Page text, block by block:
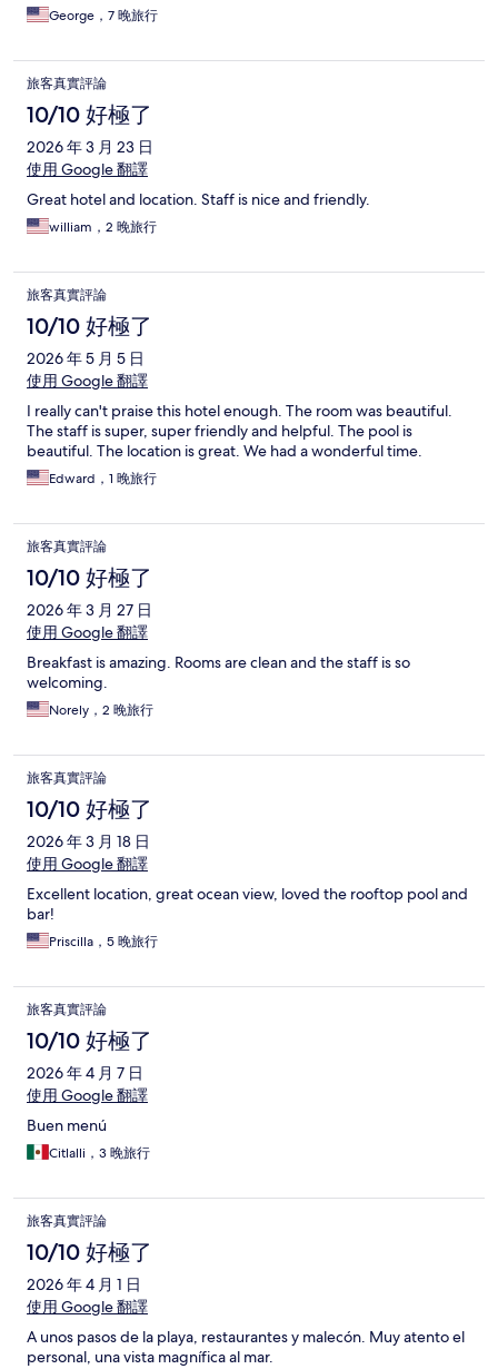
George，7 晚旅行
旅客真實評論
10/10 好極了
2026 年 3 月 23 日
使用 Google 翻譯
Great hotel and location. Staff is nice and friendly.
william，2 晚旅行
旅客真實評論
10/10 好極了
2026 年 5 月 5 日
使用 Google 翻譯
I really can't praise this hotel enough. The room was beautiful.
The staff is super, super friendly and helpful. The pool is
beautiful. The location is great. We had a wonderful time.
Edward，1 晚旅行
旅客真實評論
10/10 好極了
2026 年 3 月 27 日
使用 Google 翻譯
Breakfast is amazing. Rooms are clean and the staff is so
welcoming.
Norely，2 晚旅行
旅客真實評論
10/10 好極了
2026 年 3 月 18 日
使用 Google 翻譯
Excellent location, great ocean view, loved the rooftop pool and
bar!
Priscilla，5 晚旅行
旅客真實評論
10/10 好極了
2026 年 4 月 7 日
使用 Google 翻譯
Buen menú
Citlalli，3 晚旅行
旅客真實評論
10/10 好極了
2026 年 4 月 1 日
使用 Google 翻譯
A unos pasos de la playa, restaurantes y malecón. Muy atento el
personal, una vista magnífica al mar.